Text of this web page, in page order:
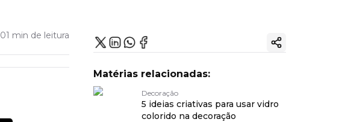
01 min de leitura
Copiar link
Matérias relacionadas:
Decoração
5 ideias criativas para usar vidro
colorido na decoração